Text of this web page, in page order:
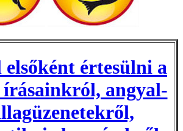
elsőként értesülni a
angyal-